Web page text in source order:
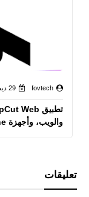
fovtech 29 ديسمبر 2025
والويب، وأجهزة iPhone، وأجهزة Android
تعليقات